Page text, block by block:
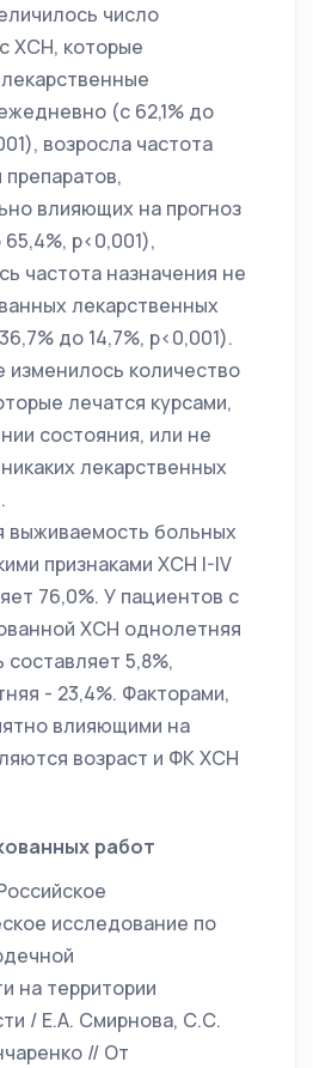
число
ХСН, которые
(с 62,1% до
возросла частота
влияющих на прогноз
p<0,001),
частота назначения не
лекарственных
до 14,7%, p<0,001).
изменилось количество
лечатся курсами,
состояния, или не
лекарственных
выживаемость больных
признаками ХСН I-IV
76,0%. У пациентов с
ХСН однолетняя
составляет 5,8%,
- 23,4%. Факторами,
влияющими на
возраст и ФК ХСН
работ
исследование по
на территории
/ Е.А. Смирнова, С.С.
// От